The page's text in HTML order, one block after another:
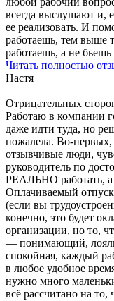
всегда выслушают и,
ее реализовать. И
работаешь, тем выше
работаешь, а не
Читать полностью
Настя
Отрицательных
Работаю в компании
даже идти туда, но
пожалела. Во-первых,
отзывчивые люди,
руководитель по
РЕАЛЬНО работать, а
Оплачиваемый
(если вы
конечно, это будет
организации, но то,
— понимающий,
спокойная, каждый
в любое удобное
нужно много
всё рассчитано на